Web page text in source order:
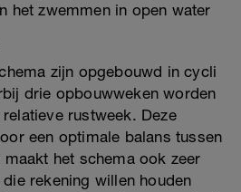
het zwemmen in open water
zijn opgebouwd in cycli
drie opbouwweken worden
rustweek. Deze
een optimale balans tussen
het schema ook zeer
rekening willen houden